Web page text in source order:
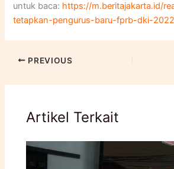
untuk baca: https://m.beritajakarta.id/
tetapkan-pengurus-baru-fprb-dki-
PREVIOUS
Artikel Terkait